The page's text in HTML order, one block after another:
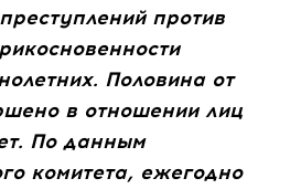
против
Половина от
в отношении лиц
По данным
комитета, ежегодно